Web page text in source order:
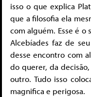
isso o que explica
que a filosofia ela
com alguém. Esse é
Alcebíades faz de
desse encontro com
do querer, da
outro. Tudo isso
magnifica e perigosa.